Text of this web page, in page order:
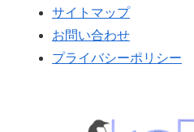
サイトマップ
お問い合わせ
プライバシーポリシー